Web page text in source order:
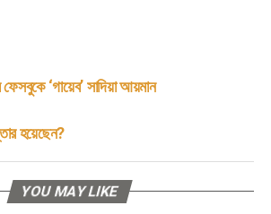
‘গায়েব’ সাদিয়া আয়মান
হয়েছেন?
YOU MAY LIKE